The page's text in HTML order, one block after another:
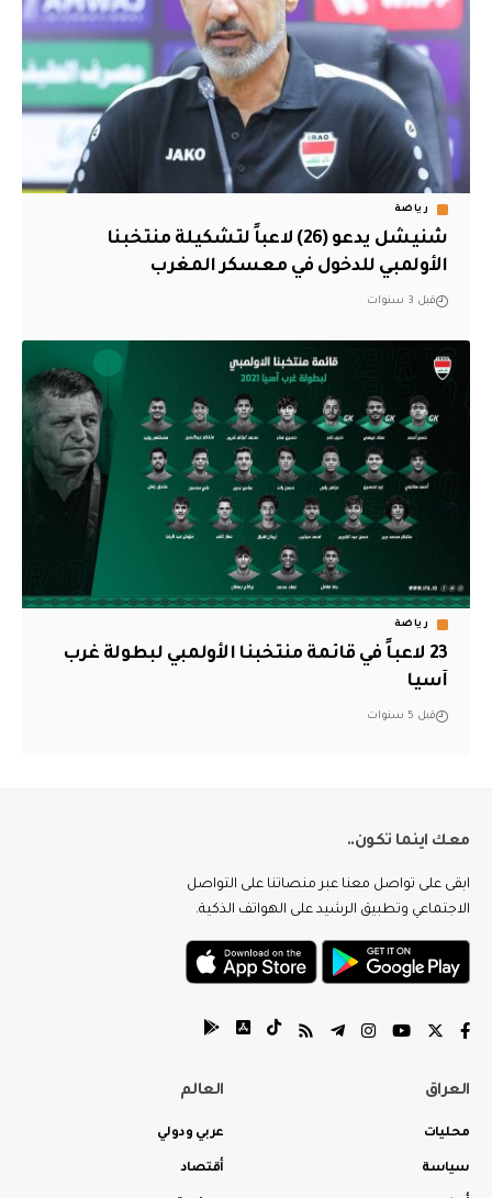
رياضة
شنيشل يدعو (26) لاعباً لتشكيلة منتخبنا
الأولمبي للدخول في معسكر المغرب
قبل 3 سنوات
رياضة
23 لاعباً في قائمة منتخبنا الأولمبي لبطولة غرب
آسيا
قبل 5 سنوات
معك اينما تكون..
ابقى على تواصل معنا عبر منصاتنا على التواصل
الاجتماعي وتطبيق الرشيد على الهواتف الذكية.
العراق
محليات
سياسة
العالم
عربي ودولي
أقتصاد